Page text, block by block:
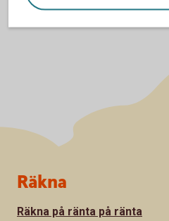
Sidfot
Räkna
Räkna på ränta på ränta